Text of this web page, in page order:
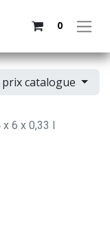
0
prix catalogue
x 6 x 0,33 l